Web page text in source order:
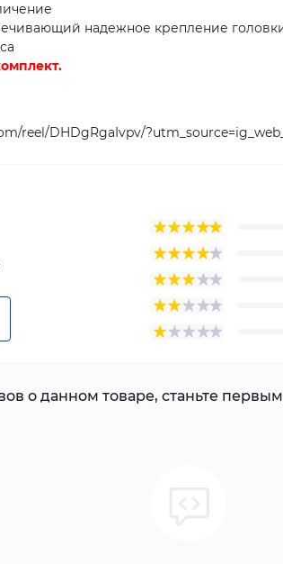
надежное крепление
reel/DHDgRgaIvpv/
о данном товаре, станьте